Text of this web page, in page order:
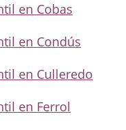
en Cobas
en Condús
en Culleredo
en Ferrol